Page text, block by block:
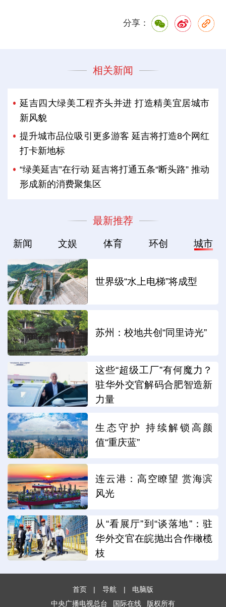
分享：
相关新闻
延吉四大绿美工程齐头并进 打造精美宜居城市
新风貌
提升城市品位吸引更多游客 延吉将打造8个网红
打卡新地标
“绿美延吉”在行动 延吉将打通五条“断头路” 推动
形成新的消费聚集区
最新推荐
新闻 文娱 体育 环创 城市
世界级“水上电梯”将成型
苏州：校地共创“同里诗光”
这些“超级工厂”有何魔力？
驻华外交官解码合肥智造新
力量
生态守护 持续解锁高颜
值“重庆蓝”
连云港：高空瞭望 赏海滨
风光
从“看展厅”到“谈落地”：驻
华外交官在皖抛出合作橄榄
枝
首页 | 导航 |
电脑版
中央广播电视总台
国际在线 版权所有